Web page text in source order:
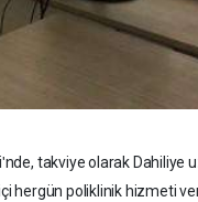
takviye olarak
hergün poliklinik hizmeti